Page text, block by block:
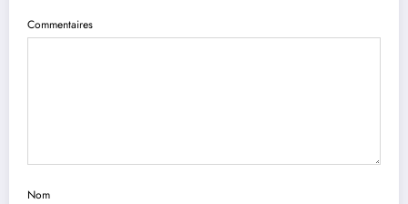
Commentaires
Nom